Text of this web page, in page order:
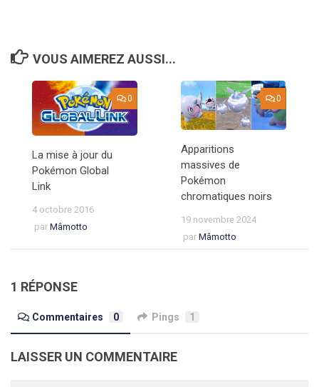
VOUS AIMEREZ AUSSI...
0
La mise à jour du
Pokémon Global
Link
4 octobre 2016
par Mâmotto
0
Apparitions
massives de
Pokémon
chromatiques noirs
19 novembre 2024
par Mâmotto
1 RÉPONSE
Commentaires 0 Pings 1
LAISSER UN COMMENTAIRE